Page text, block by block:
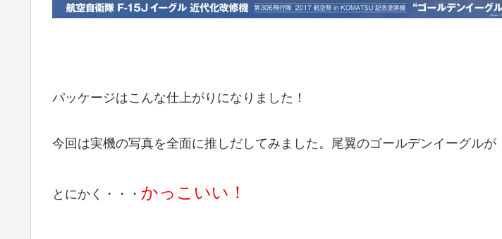
パッケージはこんな仕上がりになりました！
今回は実機の写真を全面に推しだしてみました。尾翼のゴールデンイーグルが
とにかく・・・ かっこいい！